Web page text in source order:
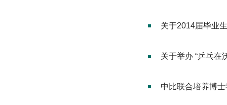
关于2014届毕业
关于举办 “乒乓在
中比联合培养博